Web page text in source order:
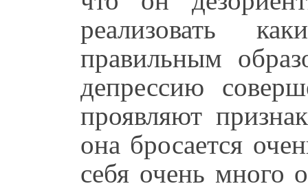
реализовать
правильным
депрессию
проявляют
она бросается
себя очень много